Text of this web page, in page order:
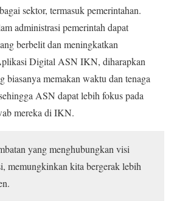
sektor, termasuk pemerintahan.
administrasi pemerintah dapat
berbelit dan meningkatkan
Digital ASN IKN, diharapkan
biasanya memakan waktu dan tenaga
ASN dapat lebih fokus pada
mereka di IKN.
yang menghubungkan visi
memungkinkan kita bergerak lebih